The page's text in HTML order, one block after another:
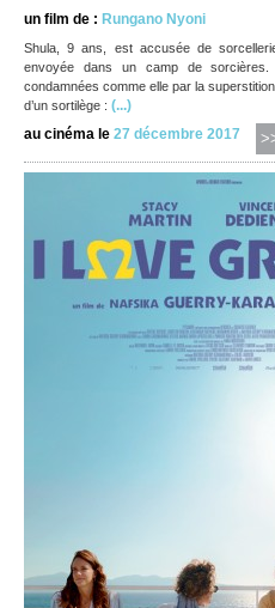
un film de : Rungano Nyoni
Shula, 9 ans, est accusée de
envoyée dans un camp de sorcières.
condamnées comme elle par la
d’un sortilège : (...)
au cinéma le 27 décembre 2017